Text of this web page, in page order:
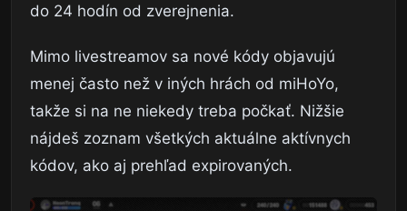
do 24 hodín od zverejnenia.
Mimo livestreamov sa nové kódy objavujú
menej často než v iných hrách od miHoYo,
takže si na ne niekedy treba počkať. Nižšie
nájdeš zoznam všetkých aktuálne aktívnych
kódov, ako aj prehľad expirovaných.